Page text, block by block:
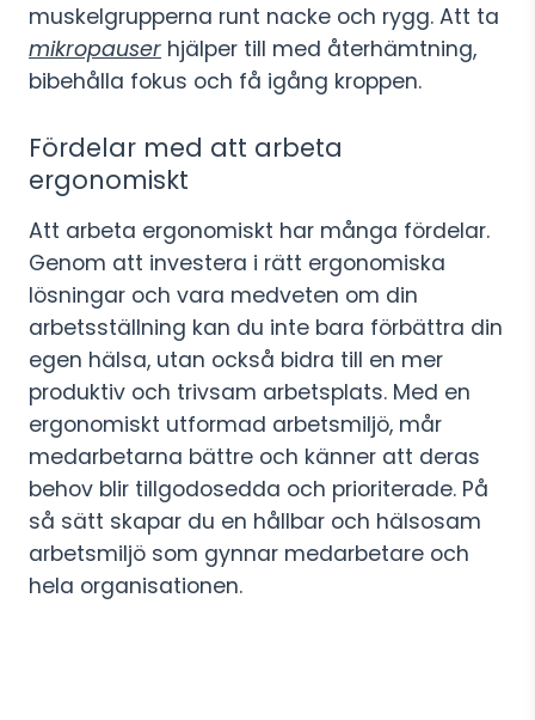
muskelgrupperna runt nacke och rygg. Att ta
mikropauser hjälper till med återhämtning,
bibehålla fokus och få igång kroppen.
Fördelar med att arbeta
ergonomiskt
Att arbeta ergonomiskt har många fördelar.
Genom att investera i rätt ergonomiska
lösningar och vara medveten om din
arbetsställning kan du inte bara förbättra din
egen hälsa, utan också bidra till en mer
produktiv och trivsam arbetsplats. Med en
ergonomiskt utformad arbetsmiljö, mår
medarbetarna bättre och känner att deras
behov blir tillgodosedda och prioriterade. På
så sätt skapar du en hållbar och hälsosam
arbetsmiljö som gynnar medarbetare och
hela organisationen.